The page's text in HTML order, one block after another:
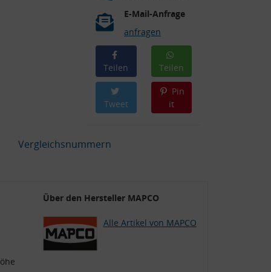
E-Mail-Anfrage
anfragen
Teilen Teilen
Tweet
Pin
it
Vergleichsnummern
Über den Hersteller MAPCO
Alle Artikel von MAPCO